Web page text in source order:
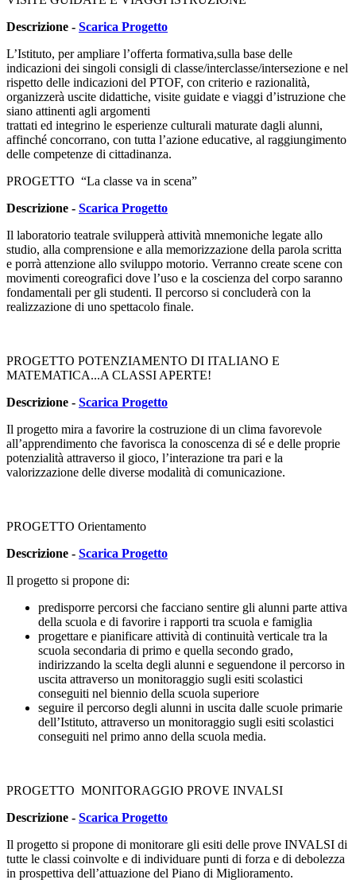
Descrizione - Scarica Progetto
L’Istituto, per ampliare l’offerta formativa,sulla base delle
indicazioni dei singoli consigli di classe/interclasse/intersezione e nel
rispetto delle indicazioni del PTOF, con criterio e razionalità,
organizzerà uscite didattiche, visite guidate e viaggi d’istruzione che
siano attinenti agli argomenti
trattati ed integrino le esperienze culturali maturate dagli alunni,
affinché concorrano, con tutta l’azione educative, al raggiungimento
delle competenze di cittadinanza.
PROGETTO “La classe va in scena”
Descrizione - Scarica Progetto
Il laboratorio teatrale svilupperà attività mnemoniche legate allo
studio, alla comprensione e alla memorizzazione della parola scritta
e porrà attenzione allo sviluppo motorio. Verranno create scene con
movimenti coreografici dove l’uso e la coscienza del corpo saranno
fondamentali per gli studenti. Il percorso si concluderà con la
realizzazione di uno spettacolo finale.
PROGETTO POTENZIAMENTO DI ITALIANO E
MATEMATICA...A CLASSI APERTE!
Descrizione - Scarica Progetto
Il progetto mira a favorire la costruzione di un clima favorevole
all’apprendimento che favorisca la conoscenza di sé e delle proprie
potenzialità attraverso il gioco, l’interazione tra pari e la
valorizzazione delle diverse modalità di comunicazione.
PROGETTO Orientamento
Descrizione - Scarica Progetto
Il progetto si propone di:
predisporre percorsi che facciano sentire gli alunni parte attiva
della scuola e di favorire i rapporti tra scuola e famiglia
progettare e pianificare attività di continuità verticale tra la
scuola secondaria di primo e quella secondo grado,
indirizzando la scelta degli alunni e seguendone il percorso in
uscita attraverso un monitoraggio sugli esiti scolastici
conseguiti nel biennio della scuola superiore
seguire il percorso degli alunni in uscita dalle scuole primarie
dell’Istituto, attraverso un monitoraggio sugli esiti scolastici
conseguiti nel primo anno della scuola media.
PROGETTO MONITORAGGIO PROVE INVALSI
Descrizione - Scarica Progetto
Il progetto si propone di monitorare gli esiti delle prove INVALSI di
tutte le classi coinvolte e di individuare punti di forza e di debolezza
in prospettiva dell’attuazione del Piano di Miglioramento.